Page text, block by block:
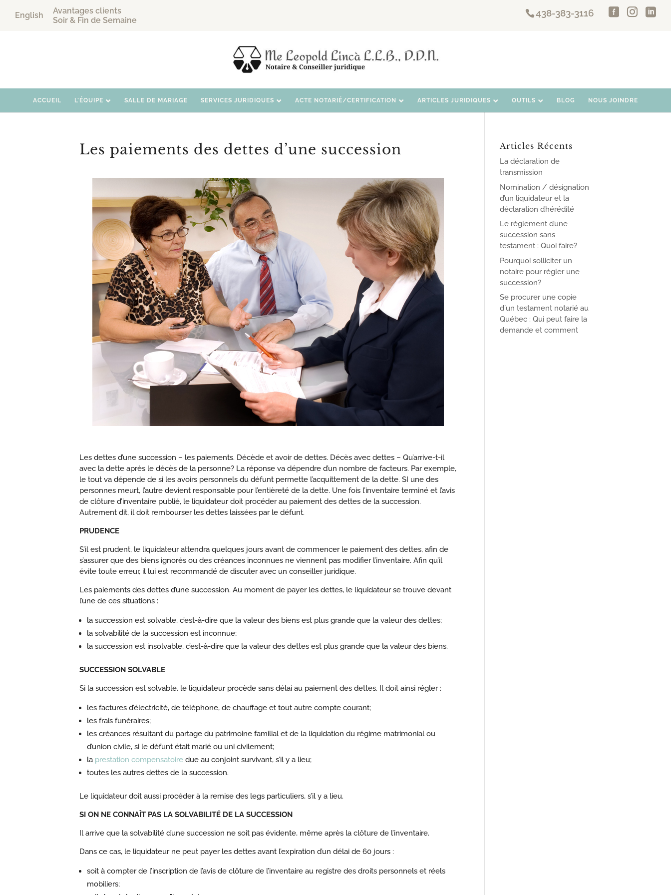
438-383-3116
English
Avantages clients
Soir & Fin de Semaine
ACCUEIL L’ÉQUIPE SALLE DE MARIAGE SERVICES JURIDIQUES ACTE NOTARIÉ/CERTIFICATION ARTICLES JURIDIQUES OUTILS BLOG NOUS JOINDRE
Les paiements des dettes d’une succession
Les dettes d’une succession – les paiements. Décède et avoir de dettes. Décès avec dettes – Qu’arrive-t-il
avec la dette après le décès de la personne? La réponse va dépendre d’un nombre de facteurs. Par exemple,
le tout va dépende de si les avoirs personnels du défunt permette l’acquittement de la dette. SI une des
personnes meurt, l’autre devient responsable pour l’entièreté de la dette. Une fois l’inventaire terminé et l’avis
de clôture d’inventaire publié, le liquidateur doit procéder au paiement des dettes de la succession.
Autrement dit, il doit rembourser les dettes laissées par le défunt.
PRUDENCE
S’il est prudent, le liquidateur attendra quelques jours avant de commencer le paiement des dettes, afin de
s’assurer que des biens ignorés ou des créances inconnues ne viennent pas modifier l’inventaire. Afin qu’il
évite toute erreur, il lui est recommandé de discuter avec un conseiller juridique.
Les paiements des dettes d’une succession. Au moment de payer les dettes, le liquidateur se trouve devant
l’une de ces situations :
la succession est solvable, c’est-à-dire que la valeur des biens est plus grande que la valeur des dettes;
la solvabilité de la succession est inconnue;
la succession est insolvable, c’est-à-dire que la valeur des dettes est plus grande que la valeur des biens.
SUCCESSION SOLVABLE
Si la succession est solvable, le liquidateur procède sans délai au paiement des dettes. Il doit ainsi régler :
les factures d’électricité, de téléphone, de chauffage et tout autre compte courant;
les frais funéraires;
les créances résultant du partage du patrimoine familial et de la liquidation du régime matrimonial ou
d’union civile, si le défunt était marié ou uni civilement;
la prestation compensatoire due au conjoint survivant, s’il y a lieu;
toutes les autres dettes de la succession.
Le liquidateur doit aussi procéder à la remise des legs particuliers, s’il y a lieu.
SI ON NE CONNAÎT PAS LA SOLVABILITÉ DE LA SUCCESSION
Il arrive que la solvabilité d’une succession ne soit pas évidente, même après la clôture de l’inventaire.
Dans ce cas, le liquidateur ne peut payer les dettes avant l’expiration d’un délai de 60 jours :
soit à compter de l’inscription de l’avis de clôture de l’inventaire au registre des droits personnels et réels
mobiliers;
Articles Récents
La déclaration de
transmission
Nomination / désignation
d’un liquidateur et la
déclaration d’hérédité
Le règlement d’une
succession sans
testament : Quoi faire?
Pourquoi solliciter un
notaire pour régler une
succession?
Se procurer une copie
d`un testament notarié au
Québec : Qui peut faire la
demande et comment